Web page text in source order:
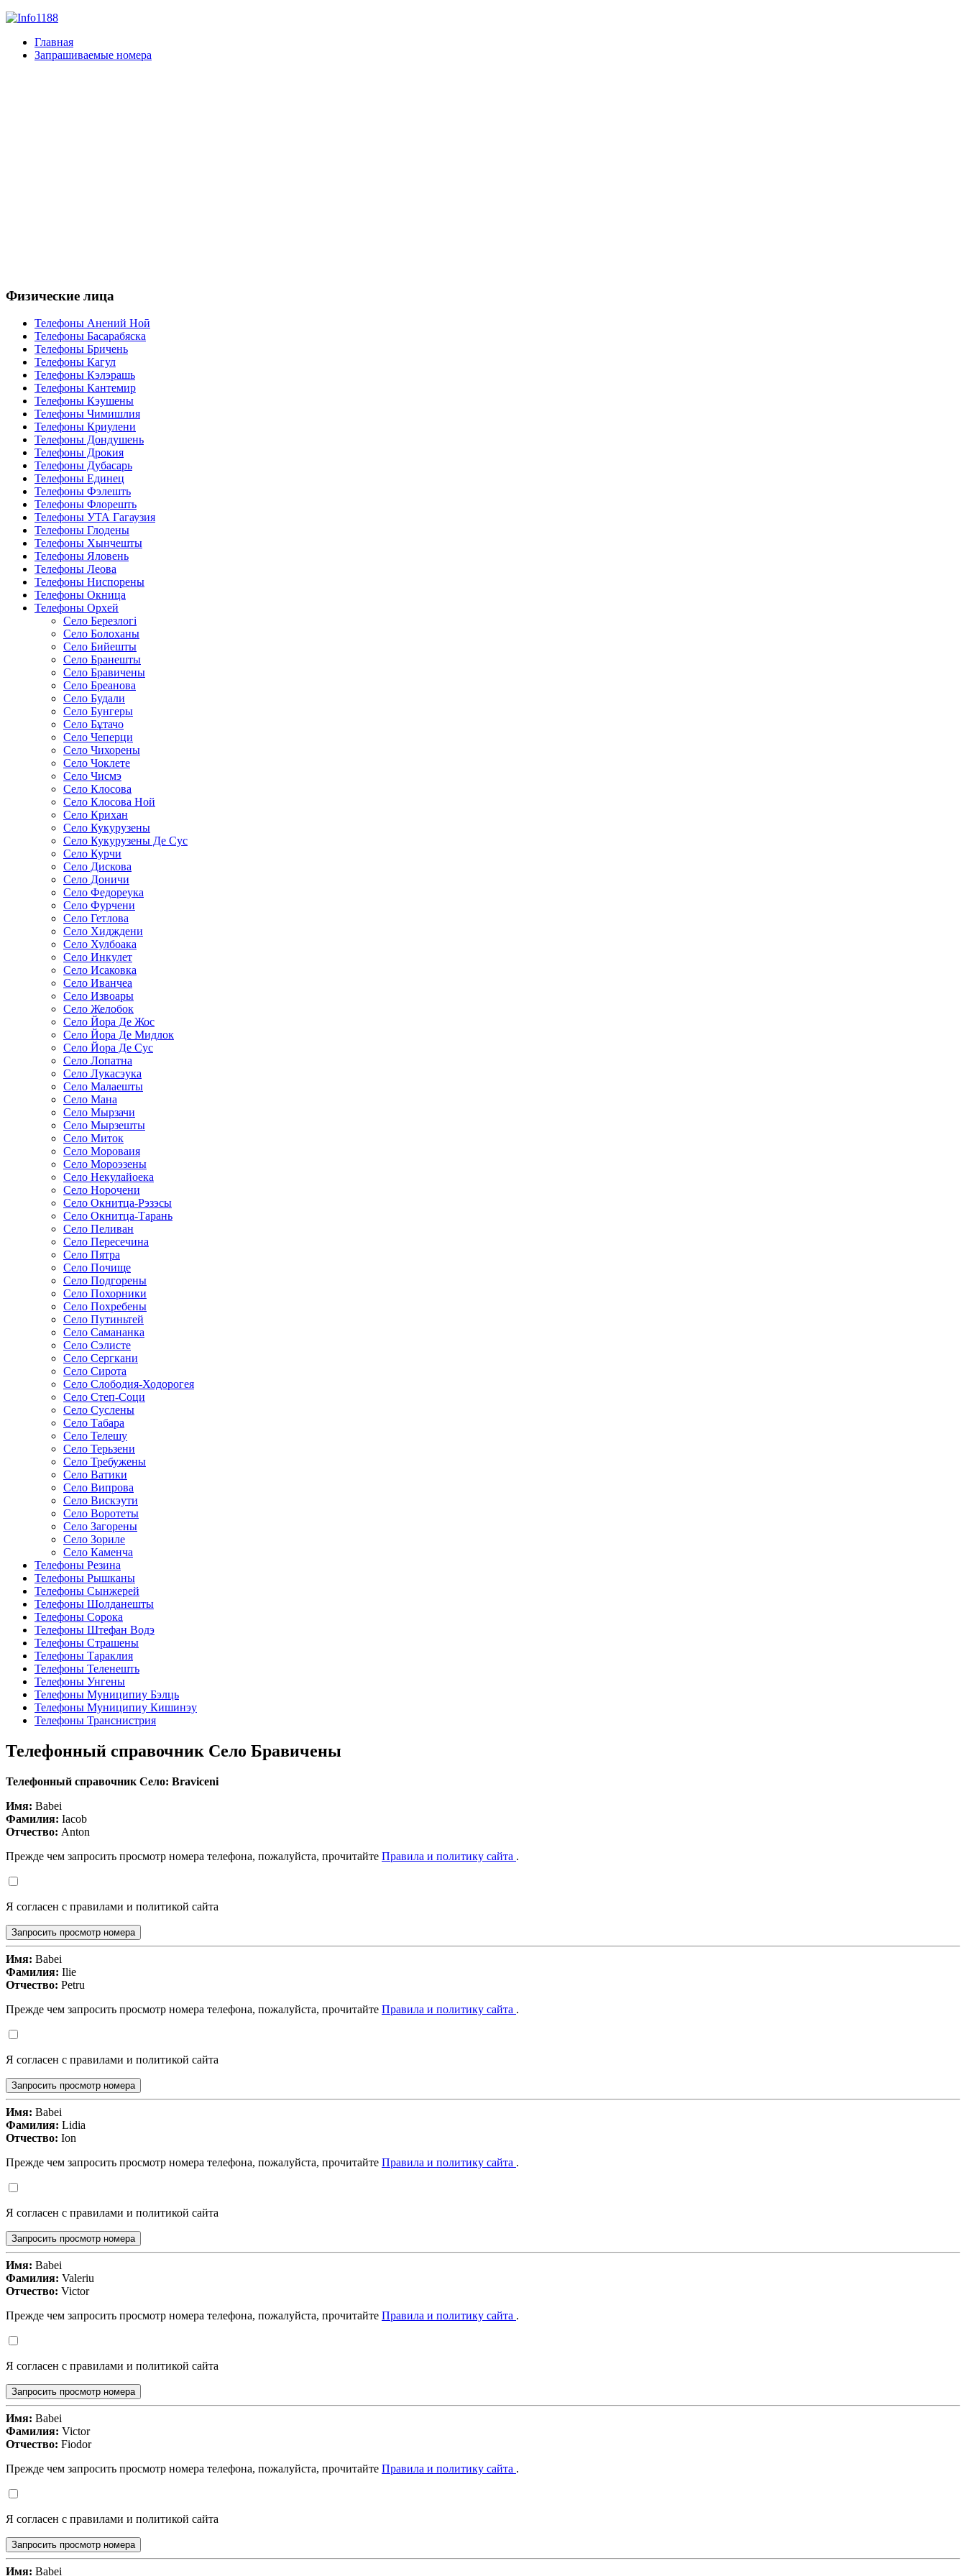
Главная
Запрашиваемые номера
Физические лица
Телефоны Анений Ноӣ
Телефоны Басарабяска
Телефоны Бричень
Телефоны Кагул
Телефоны Кэлэрашь
Телефоны Кантемир
Телефоны Кэушены
Телефоны Чимишлия
Телефоны Криулени
Телефоны Дондушень
Телефоны Дрокия
Телефоны Дубасарь
Телефоны Единец
Телефоны Фэлешть
Телефоны Флорешть
Телефоны УТА Гагаузия
Телефоны Глодены
Телефоны Хынчешты
Телефоны Яловень
Телефоны Леова
Телефоны Ниспорены
Телефоны Окница
Телефоны Орхей
Село Березлогi
Село Болоханы
Село Бийешты
Село Бранешты
Село Бравичены
Село Бреанова
Село Будали
Село Бунгеры
Село Бұтачо
Село Чеперци
Село Чихорены
Село Чоклете
Село Чисмэ
Село Клосова
Село Клосова Ной
Село Крихан
Село Кукурузены
Село Кукурузены Де Сус
Село Курчи
Село Дискова
Село Доничи
Село Федореука
Село Фурчени
Село Гетлова
Село Хидждени
Село Хулбоака
Село Инкулет
Село Исаковка
Село Иванчеа
Село Извоары
Село Желобок
Село Йора Де Жос
Село Йора Де Мидлок
Село Йора Де Сус
Село Лопатна
Село Лукасэука
Село Малаешты
Село Мана
Село Мырзачи
Село Мырзешты
Село Миток
Село Мороваия
Село Мороэзены
Село Некулайоека
Село Норочени
Село Окнитца-Рэзэсы
Село Окнитца-Тарань
Село Пеливан
Село Пересечина
Село Пятра
Село Почище
Село Подгорены
Село Похорники
Село Похребены
Село Путиньтей
Село Самананка
Село Сэлисте
Село Сергкани
Село Сирота
Село Слободия-Ходорогея
Село Степ-Соци
Село Суслены
Село Табара
Село Телешу
Село Терьзени
Село Требужены
Село Ватики
Село Випрова
Село Вискэути
Село Воротеты
Село Загорены
Село Зориле
Село Каменча
Телефоны Резина
Телефоны Рышканы
Телефоны Сынжерей
Телефоны Шолданешты
Телефоны Сорока
Телефоны Штефан Водэ
Телефоны Страшены
Телефоны Тараклия
Телефоны Теленешть
Телефоны Унгены
Телефоны Муниципиу Бэлць
Телефоны Муниципиу Кишинэу
Телефоны Транснистрия
Телефонный справочник Село Бравичены
Телефонный справочник Село: Braviceni
Имя: Babei
Фамилия: Iacob
Отчество: Anton
Прежде чем запросить просмотр номера телефона, пожалуйста, прочитайте Правила и политику сайта .
Я согласен с правилами и политикой сайта
Запросить просмотр номера
Имя: Babei
Фамилия: Ilie
Отчество: Petru
Прежде чем запросить просмотр номера телефона, пожалуйста, прочитайте Правила и политику сайта .
Я согласен с правилами и политикой сайта
Запросить просмотр номера
Имя: Babei
Фамилия: Lidia
Отчество: Ion
Прежде чем запросить просмотр номера телефона, пожалуйста, прочитайте Правила и политику сайта .
Я согласен с правилами и политикой сайта
Запросить просмотр номера
Имя: Babei
Фамилия: Valeriu
Отчество: Victor
Прежде чем запросить просмотр номера телефона, пожалуйста, прочитайте Правила и политику сайта .
Я согласен с правилами и политикой сайта
Запросить просмотр номера
Имя: Babei
Фамилия: Victor
Отчество: Fiodor
Прежде чем запросить просмотр номера телефона, пожалуйста, прочитайте Правила и политику сайта .
Я согласен с правилами и политикой сайта
Запросить просмотр номера
Имя: Babei